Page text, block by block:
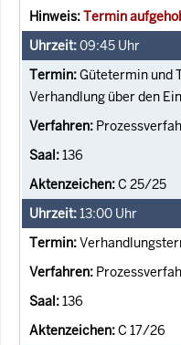
Termin
09:45 Uhr
Gütetermin und
Verhandlung über den
136
C 25/25
13:00 Uhr
136
C 17/26